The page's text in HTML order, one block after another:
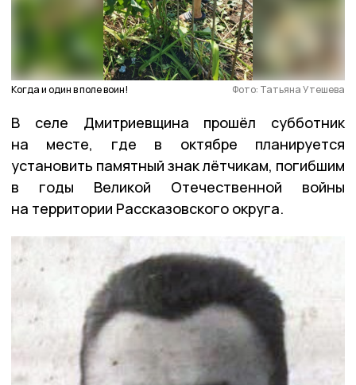
Когда и один в поле воин! Фото: Татьяна Утешева
В селе Дмитриевщина прошёл субботник
на месте, где в октябре планируется
установить памятный знак лётчикам, погибшим
в годы Великой Отечественной войны
на территории Рассказовского округа.